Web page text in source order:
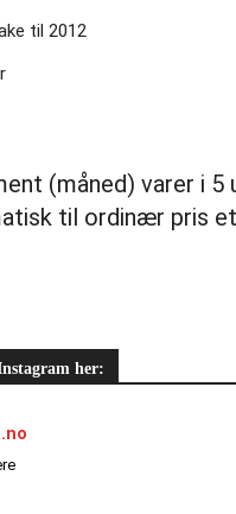
til 2012
(måned) varer i 5
til ordinær pris
her: